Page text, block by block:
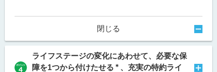
閉じる
ライフステージの変化にあわせて、必要な保
障を1つから付けたせる ＊ 、充実の特約ライ